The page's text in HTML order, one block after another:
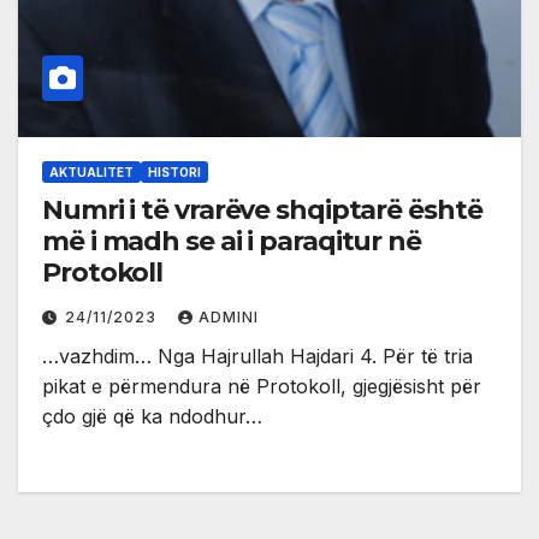
AKTUALITET HISTORI
Numri i të vrarëve shqiptarë është
më i madh se ai i paraqitur në
Protokoll
24/11/2023 ADMINI
…vazhdim… Nga Hajrullah Hajdari 4. Për të tria
pikat e përmendura në Protokoll, gjegjësisht për
çdo gjë që ka ndodhur…